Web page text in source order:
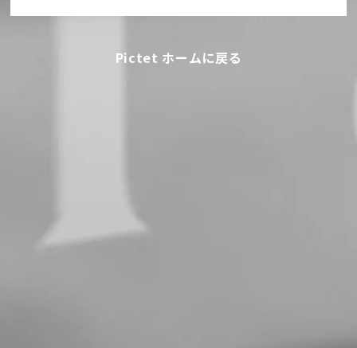
Pictet ホームに戻る